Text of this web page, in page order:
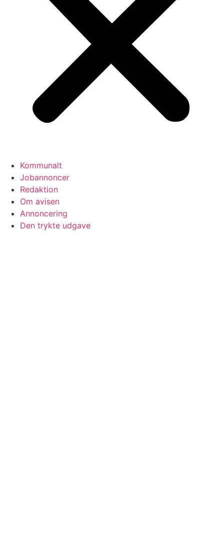
Kommunalt
Jobannoncer
Redaktion
Om avisen
Annoncering
Den trykte udgave